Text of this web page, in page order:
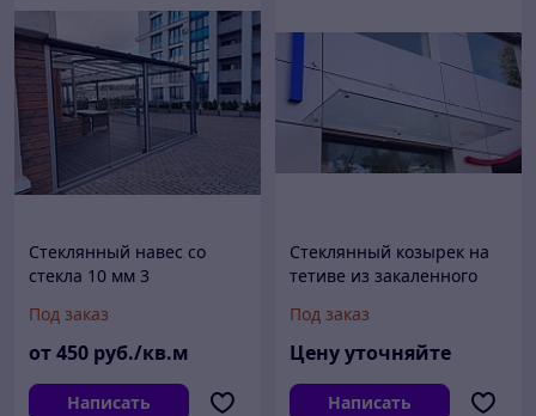
Стеклянный навес со
стекла 10 мм 3
Под заказ
от450 руб./кв.м
Написать
Стеклянный козырек на
тетиве из закаленного
Под заказ
Цену уточняйте
Написать